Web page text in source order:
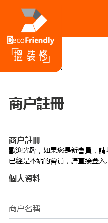
>主頁 / 商户註冊
商户註冊
商户註冊
歡迎光臨，如果您是新會員，
已經是本站的會員，請直接登入.
個人資料
商户名稱